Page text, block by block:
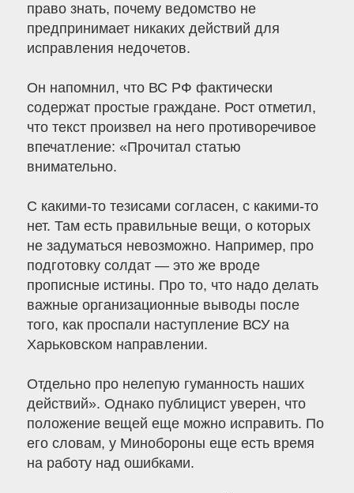
право знать, почему ведомство не
предпринимает никаких действий для
исправления недочетов.
Он напомнил, что ВС РФ фактически
содержат простые граждане. Рост отметил,
что текст произвел на него противоречивое
впечатление: «Прочитал статью
внимательно.
С какими-то тезисами согласен, с какими-то
нет. Там есть правильные вещи, о которых
не задуматься невозможно. Например, про
подготовку солдат — это же вроде
прописные истины. Про то, что надо делать
важные организационные выводы после
того, как проспали наступление ВСУ на
Харьковском направлении.
Отдельно про нелепую гуманность наших
действий». Однако публицист уверен, что
положение вещей еще можно исправить. По
его словам, у Минобороны еще есть время
на работу над ошибками.